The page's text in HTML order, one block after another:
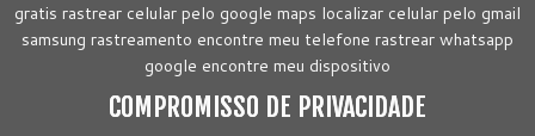
gratis rastrear celular pelo google maps localizar celular pelo gmail
samsung rastreamento encontre meu telefone rastrear whatsapp
google encontre meu dispositivo
COMPROMISSO DE PRIVACIDADE